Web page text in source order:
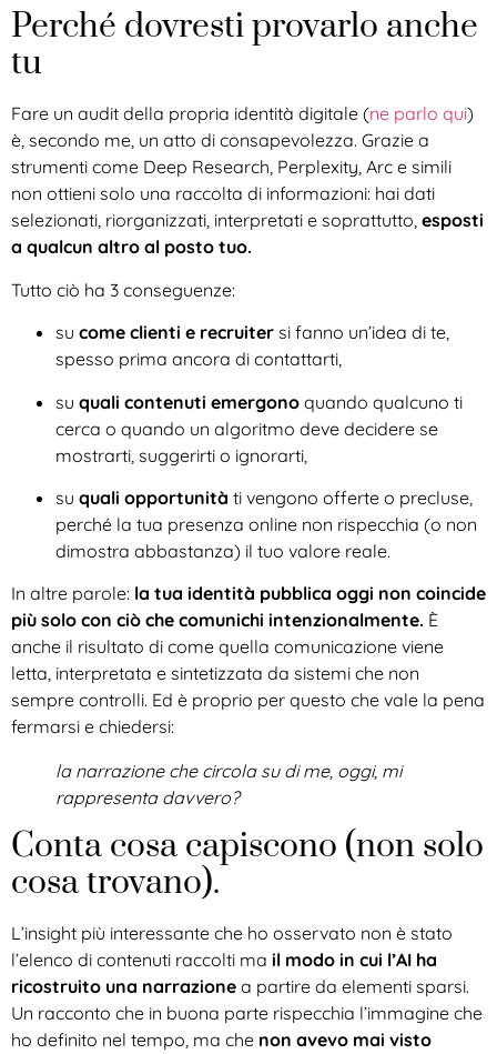
Perché dovresti provarlo anche
tu
Fare un audit della propria identità digitale (ne parlo qui)
è, secondo me, un atto di consapevolezza. Grazie a
strumenti come Deep Research, Perplexity, Arc e simili
non ottieni solo una raccolta di informazioni: hai dati
selezionati, riorganizzati, interpretati e soprattutto, esposti
a qualcun altro al posto tuo.
Tutto ciò ha 3 conseguenze:
su come clienti e recruiter si fanno un’idea di te,
spesso prima ancora di contattarti,
su quali contenuti emergono quando qualcuno ti
cerca o quando un algoritmo deve decidere se
mostrarti, suggerirti o ignorarti,
su quali opportunità ti vengono offerte o precluse,
perché la tua presenza online non rispecchia (o non
dimostra abbastanza) il tuo valore reale.
In altre parole: la tua identità pubblica oggi non coincide
più solo con ciò che comunichi intenzionalmente. È
anche il risultato di come quella comunicazione viene
letta, interpretata e sintetizzata da sistemi che non
sempre controlli. Ed è proprio per questo che vale la pena
fermarsi e chiedersi:
la narrazione che circola su di me, oggi, mi
rappresenta davvero?
Conta cosa capiscono (non solo
cosa trovano).
L’insight più interessante che ho osservato non è stato
l’elenco di contenuti raccolti ma il modo in cui l’AI ha
ricostruito una narrazione a partire da elementi sparsi.
Un racconto che in buona parte rispecchia l’immagine che
ho definito nel tempo, ma che non avevo mai visto